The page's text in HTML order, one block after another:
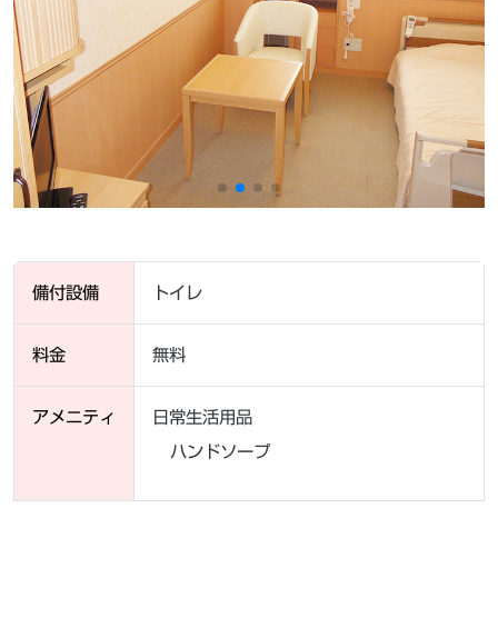
備付設備 トイレ
料金 無料
アメニティ
日常生活用品
ハンドソープ